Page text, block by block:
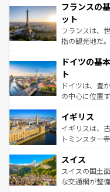
ませてくれる
なお、新着の
しい。
文化が根付く
れる闘牛、そ
る。首都マド
アートに溢れ
せる。地方に
ンテンツ一覧
フランスの
ット
フランスは、
指の観光地だ
で、幅広い魅
聖堂、美しい
から魅了する
れ、フランス
香り高いラベ
らに、パリ以
も豊かな歴史
を参照してほ
ドイツの基
ト
ドイツは、豊
の中心に位置
顔を持つこの
ルリンの文化
してライン川
は、お酒好きな人
ドイツ情報は
イギリス
イギリスは、
トミンスター
リアごとに異
ティー、ビー
戦など、本場
スイス
スイスの国土
な交通網が整